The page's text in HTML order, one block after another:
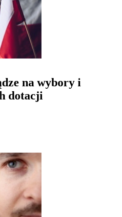
na wybory i
dotacji